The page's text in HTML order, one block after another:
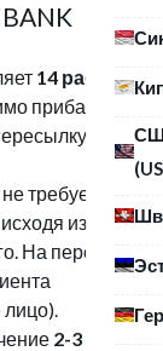
BANK
14 рабочих
прибавлять
требуется, а
из целей
На перечень
лицо).
2-3